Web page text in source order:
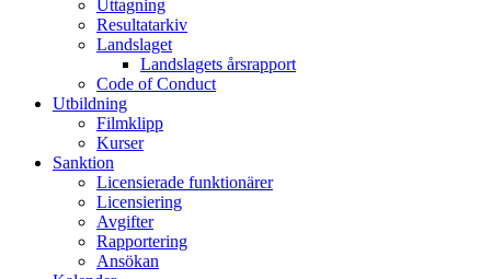
Uttagning
Resultatarkiv
Landslaget
Landslagets årsrapport
Code of Conduct
Utbildning
Filmklipp
Kurser
Sanktion
Licensierade funktionärer
Licensiering
Avgifter
Rapportering
Ansökan